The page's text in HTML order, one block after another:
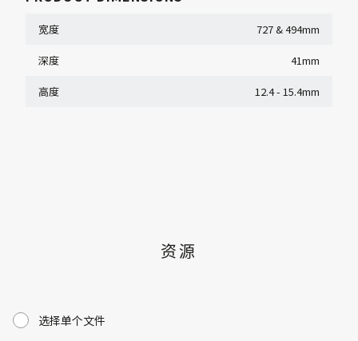
宽度 727 & 494mm
深度 41mm
高度 12.4 - 15.4mm
资源
选择单个文件